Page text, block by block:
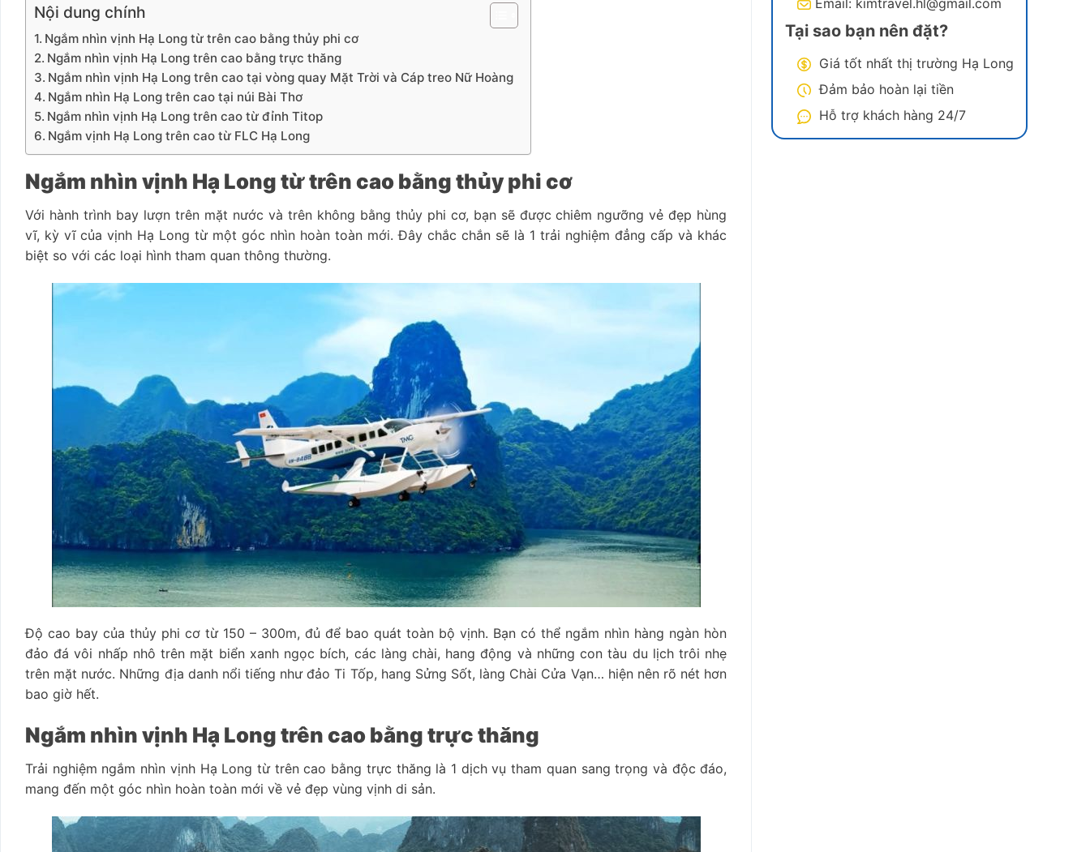
Nội dung chính
Ngắm nhìn vịnh Hạ Long từ trên cao bằng thủy phi cơ
Ngắm nhìn vịnh Hạ Long trên cao bằng trực thăng
Ngắm nhìn vịnh Hạ Long trên cao tại vòng quay Mặt Trời và Cáp treo Nữ Hoàng
Ngắm nhìn Hạ Long trên cao tại núi Bài Thơ
Ngắm nhìn vịnh Hạ Long trên cao từ đỉnh Titop
Ngắm vịnh Hạ Long trên cao từ FLC Hạ Long
Ngắm nhìn vịnh Hạ Long từ trên cao bằng thủy phi cơ
Với hành trình bay lượn trên mặt nước và trên không bằng thủy phi cơ, bạn sẽ được chiêm ngưỡng vẻ đẹp hùng
vĩ, kỳ vĩ của vịnh Hạ Long từ một góc nhìn hoàn toàn mới. Đây chắc chắn sẽ là 1 trải nghiệm đẳng cấp và khác
biệt so với các loại hình tham quan thông thường.
Độ cao bay của thủy phi cơ từ 150 – 300m, đủ để bao quát toàn bộ vịnh. Bạn có thể ngắm nhìn hàng ngàn hòn
đảo đá vôi nhấp nhô trên mặt biển xanh ngọc bích, các làng chài, hang động và những con tàu du lịch trôi nhẹ
trên mặt nước. Những địa danh nổi tiếng như đảo Ti Tốp, hang Sửng Sốt, làng Chài Cửa Vạn… hiện nên rõ nét hơn
bao giờ hết.
Ngắm nhìn vịnh Hạ Long trên cao bằng trực thăng
Trải nghiệm ngắm nhìn vịnh Hạ Long từ trên cao bằng trực thăng là 1 dịch vụ tham quan sang trọng và độc đáo,
mang đến một góc nhìn hoàn toàn mới về vẻ đẹp vùng vịnh di sản.
Email: kimtravel.hl@gmail.com
Tại sao bạn nên đặt?
Giá tốt nhất thị trường Hạ Long
Đảm bảo hoàn lại tiền
Hỗ trợ khách hàng 24/7